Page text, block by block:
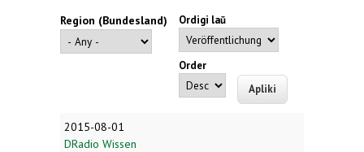
Region (Bundesland) Ordigi laŭ
Order
2015-08-01
DRadio Wissen